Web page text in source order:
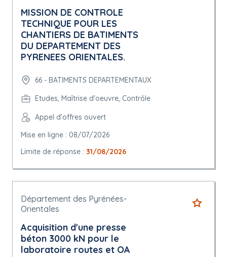
MISSION DE CONTROLE
TECHNIQUE POUR LES
CHANTIERS DE BATIMENTS
DU DEPARTEMENT DES
PYRENEES ORIENTALES.
66 - BATIMENTS DEPARTEMENTAUX
Etudes, Maîtrise d'oeuvre, Contrôle
Appel d'offres ouvert
Mise en ligne : 08/07/2026
Limite de réponse : 31/08/2026
Département des Pyrénées-
Orientales
Acquisition d'une presse
béton 3000 kN pour le
laboratoire routes et OA